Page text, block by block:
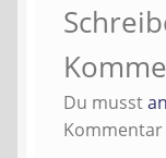
AGBDu musst
Kommentar